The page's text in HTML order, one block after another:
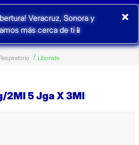
Veracruz, Sonora y
más cerca de ti📱
×
Respiratorio Libonide
2Ml 5 Jga X 3Ml